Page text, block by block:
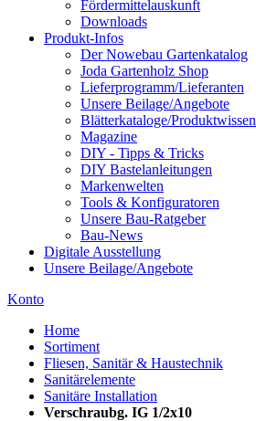
Fördermittelauskunft
Downloads
Produkt-Infos
Der Nowebau Gartenkatalog
Joda Gartenholz Shop
Lieferprogramm/Lieferanten
Unsere Beilage/Angebote
Blätterkataloge/Produktwissen
Magazine
DIY - Tipps & Tricks
DIY Bastelanleitungen
Markenwelten
Tools & Konfiguratoren
Unsere Bau-Ratgeber
Bau-News
Digitale Ausstellung
Unsere Beilage/Angebote
Konto
Home
Sortiment
Fliesen, Sanitär & Haustechnik
Sanitärelemente
Sanitäre Installation
Verschraubg. IG 1/2x10